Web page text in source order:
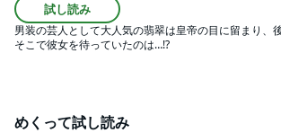
試し読み
男装の芸人として大人気の翡翠は皇帝の目に留まり、
そこで彼女を待っていたのは…!?
めくって試し読み